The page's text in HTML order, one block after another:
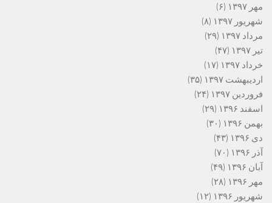
مهر ۱۳۹۷
(۶)
شهریور ۱۳۹۷
(۸)
مرداد ۱۳۹۷
(۲۹)
تیر ۱۳۹۷
(۴۷)
خرداد ۱۳۹۷
(۱۷)
اردیبهشت ۱۳۹۷
(۳۵)
فروردین ۱۳۹۷
(۲۴)
اسفند ۱۳۹۶
(۲۹)
بهمن ۱۳۹۶
(۳۰)
دی ۱۳۹۶
(۴۳)
آذر ۱۳۹۶
(۷۰)
آبان ۱۳۹۶
(۴۹)
مهر ۱۳۹۶
(۲۸)
شهریور ۱۳۹۶
(۱۲)